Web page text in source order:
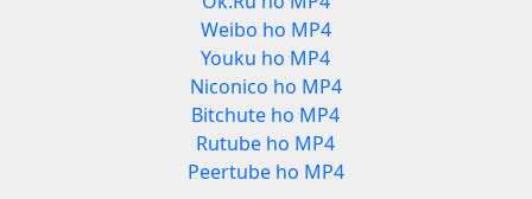
Weibo ho MP4
Youku ho MP4
Niconico ho MP4
Bitchute ho MP4
Rutube ho MP4
Peertube ho MP4